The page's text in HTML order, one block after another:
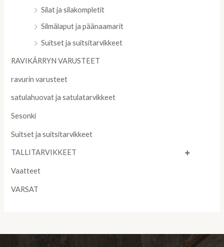
Silat ja silakompletit
Silmälaput ja päänaamarit
Suitset ja suitsitarvikkeet
RAVIKÄRRYN VARUSTEET
ravurin varusteet
satulahuovat ja satulatarvikkeet
Sesonki
Suitset ja suitsitarvikkeet
TALLITARVIKKEET
Vaatteet
VARSAT